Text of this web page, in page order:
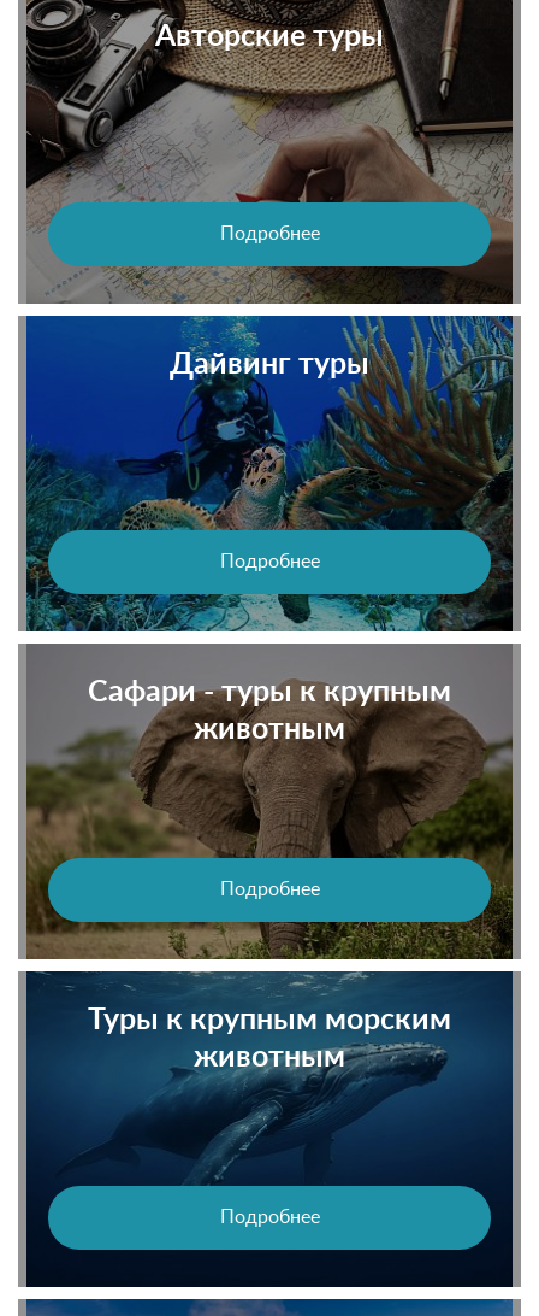
Авторские туры
Подробнее
Дайвинг туры
Подробнее
Сафари - туры к крупным
животным
Подробнее
Туры к крупным морским
животным
Подробнее